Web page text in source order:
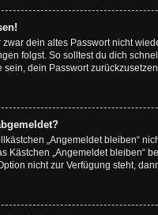
dein altes Passwort nicht
folgst. So solltest du dich
dein Passwort
„Angemeldet bleiben“
Kästchen „Angemeldet bleiben“
nicht zur Verfügung steht,